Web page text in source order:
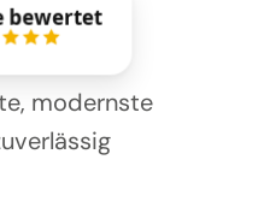
bewertet
modernste